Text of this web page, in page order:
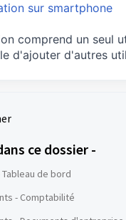
sur smartphone
comprend un seul
d'ajouter d'autres
ce dossier -
de bord
- Comptabilité